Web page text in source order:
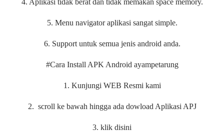
5. Menu navigator aplikasi sangat simple.
6. Support untuk semua jenis android anda.
#Cara Install APK Android ayampetarung
1. Kunjungi WEB Resmi kami
2. scroll ke bawah hingga ada dowload Aplikasi APJ
3. klik disini